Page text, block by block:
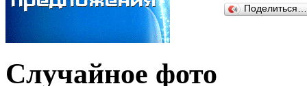
Случайное фото
Поделиться…